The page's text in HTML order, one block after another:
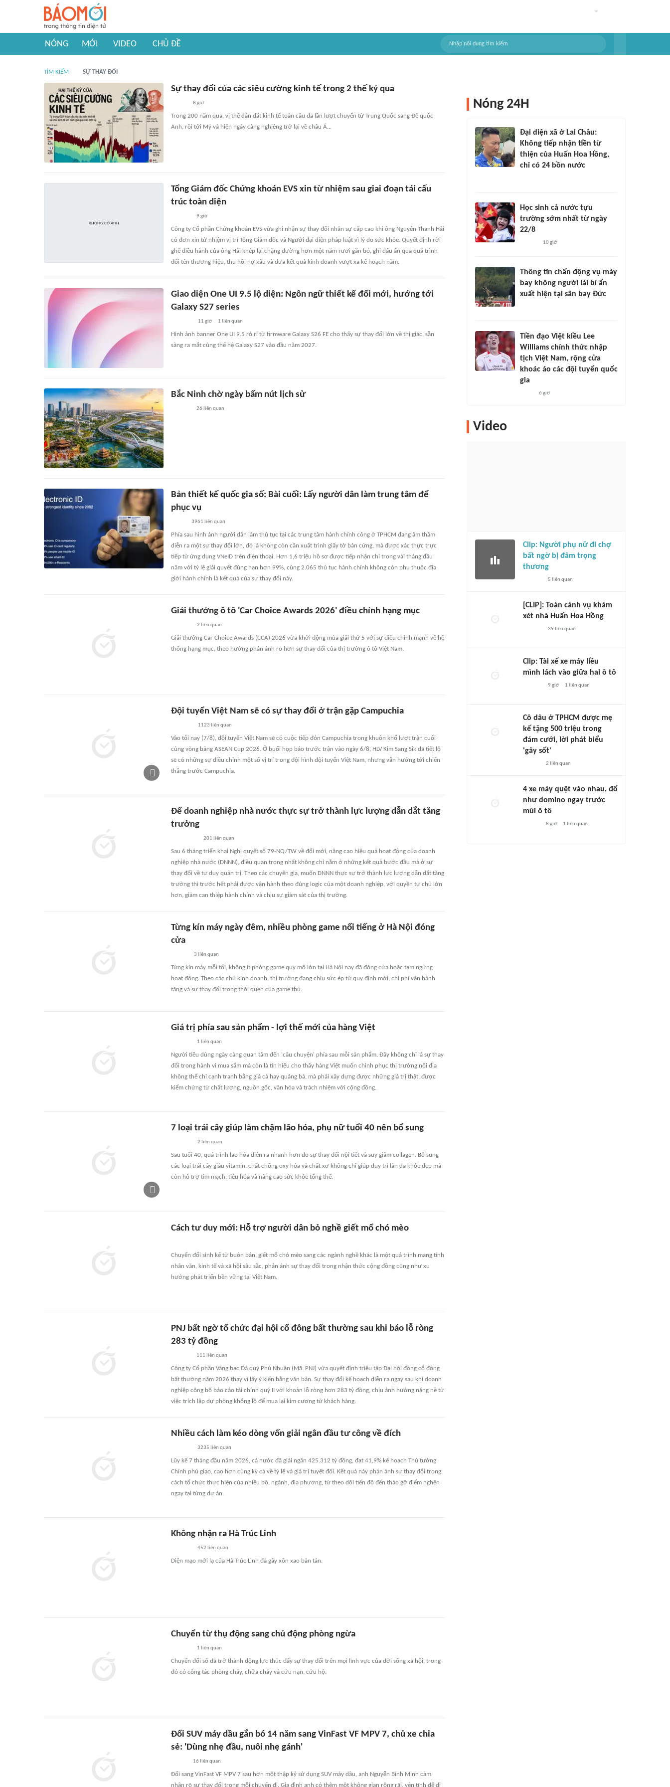
NÓNG MỚI VIDEO CHỦ ĐỀ
TÌM KIẾM SỰ THAY ĐỔI
Sự thay đổi của các siêu cường kinh tế trong 2 thế kỷ qua
8 giờ
Trong 200 năm qua, vị thế dẫn dắt kinh tế toàn cầu đã lần lượt chuyển từ Trung Quốc sang Đế quốc
Anh, rồi tới Mỹ và hiện ngày càng nghiêng trở lại về châu Á...
Tổng Giám đốc Chứng khoán EVS xin từ nhiệm sau giai đoạn tái cấu
trúc toàn diện
9 giờ
Công ty Cổ phần Chứng khoán EVS vừa ghi nhận sự thay đổi nhân sự cấp cao khi ông Nguyễn Thanh Hải
có đơn xin từ nhiệm vị trí Tổng Giám đốc và Người đại diện pháp luật vì lý do sức khỏe. Quyết định rời
ghế điều hành của ông Hải khép lại chặng đường hơn một năm rưỡi gắn bó, ghi dấu ấn qua quá trình
đổi tên thương hiệu, thu hồi nợ xấu và đưa kết quả kinh doanh vượt xa kế hoạch năm.
Giao diện One UI 9.5 lộ diện: Ngôn ngữ thiết kế đổi mới, hướng tới
Galaxy S27 series
11 giờ 1 liên quan
Hình ảnh banner One UI 9.5 rò rỉ từ firmware Galaxy S26 FE cho thấy sự thay đổi lớn về thị giác, sẵn
sàng ra mắt cùng thế hệ Galaxy S27 vào đầu năm 2027.
Bắc Ninh chờ ngày bấm nút lịch sử
26 liên quan
Bản thiết kế quốc gia số: Bài cuối: Lấy người dân làm trung tâm để
phục vụ
3961 liên quan
Phía sau hình ảnh người dân làm thủ tục tại các trung tâm hành chính công ở TPHCM đang âm thầm
diễn ra một sự thay đổi lớn, đó là không còn cần xuất trình giấy tờ bản cứng, mà được xác thực trực
tiếp từ ứng dụng VNeID trên điện thoại. Hơn 1,6 triệu hồ sơ được tiếp nhận chỉ trong vài tháng đầu
năm với tỷ lệ giải quyết đúng hạn hơn 99%, cùng 2.065 thủ tục hành chính không còn phụ thuộc địa
giới hành chính là kết quả của sự thay đổi này.
Giải thưởng ô tô 'Car Choice Awards 2026' điều chỉnh hạng mục
2 liên quan
Giải thưởng Car Choice Awards (CCA) 2026 vừa khởi động mùa giải thứ 5 với sự điều chỉnh mạnh về hệ
thống hạng mục, theo hướng phản ánh rõ hơn sự thay đổi của thị trường ô tô Việt Nam.
Đội tuyển Việt Nam sẽ có sự thay đổi ở trận gặp Campuchia
1123 liên quan
Vào tối nay (7/8), đội tuyển Việt Nam sẽ có cuộc tiếp đón Campuchia trong khuôn khổ lượt trận cuối
cùng vòng bảng ASEAN Cup 2026. Ở buổi họp báo trước trận vào ngày 6/8, HLV Kim Sang Sik đã tiết lộ
sẽ có những sự điều chỉnh một số vị trí trong đội hình đội tuyển Việt Nam, nhưng vẫn hướng tới chiến
thắng trước Campuchia.
Để doanh nghiệp nhà nước thực sự trở thành lực lượng dẫn dắt tăng
trưởng
201 liên quan
Sau 6 tháng triển khai Nghị quyết số 79-NQ/TW về đổi mới, nâng cao hiệu quả hoạt động của doanh
nghiệp nhà nước (DNNN), điều quan trọng nhất không chỉ nằm ở những kết quả bước đầu mà ở sự
thay đổi về tư duy quản trị. Theo các chuyên gia, muốn DNNN thực sự trở thành lực lượng dẫn dắt tăng
trưởng thì trước hết phải được vận hành theo đúng logic của một doanh nghiệp, với quyền tự chủ lớn
hơn, giảm can thiệp hành chính và chịu sự giám sát của thị trường.
Từng kín máy ngày đêm, nhiều phòng game nổi tiếng ở Hà Nội đóng
cửa
3 liên quan
Từng kín máy mỗi tối, không ít phòng game quy mô lớn tại Hà Nội nay đã đóng cửa hoặc tạm ngừng
hoạt động. Theo các chủ kinh doanh, thị trường đang chịu sức ép từ quy định mới, chi phí vận hành
tăng và sự thay đổi trong thói quen của game thủ.
Giá trị phía sau sản phẩm - lợi thế mới của hàng Việt
1 liên quan
Người tiêu dùng ngày càng quan tâm đến 'câu chuyện' phía sau mỗi sản phẩm. Đây không chỉ là sự thay
đổi trong hành vi mua sắm mà còn là tín hiệu cho thấy hàng Việt muốn chinh phục thị trường nội địa
không thể chỉ cạnh tranh bằng giá cả hay quảng bá, mà phải xây dựng được những giá trị thật, được
kiểm chứng từ chất lượng, nguồn gốc, văn hóa và trách nhiệm với cộng đồng.
7 loại trái cây giúp làm chậm lão hóa, phụ nữ tuổi 40 nên bổ sung
2 liên quan
Sau tuổi 40, quá trình lão hóa diễn ra nhanh hơn do sự thay đổi nội tiết và suy giảm collagen. Bổ sung
các loại trái cây giàu vitamin, chất chống oxy hóa và chất xơ không chỉ giúp duy trì làn da khỏe đẹp mà
còn hỗ trợ tim mạch, tiêu hóa và nâng cao sức khỏe tổng thể.
Cách tư duy mới: Hỗ trợ người dân bỏ nghề giết mổ chó mèo
Chuyển đổi sinh kế từ buôn bán, giết mổ chó mèo sang các ngành nghề khác là một quá trình mang tính
nhân văn, kinh tế và xã hội sâu sắc, phản ánh sự thay đổi trong nhận thức cộng đồng cũng như xu
hướng phát triển bền vững tại Việt Nam.
PNJ bất ngờ tổ chức đại hội cổ đông bất thường sau khi báo lỗ ròng
283 tỷ đồng
111 liên quan
Công ty Cổ phần Vàng bạc Đá quý Phú Nhuận (Mã: PNJ) vừa quyết định triệu tập Đại hội đồng cổ đông
bất thường năm 2026 thay vì lấy ý kiến bằng văn bản. Sự thay đổi kế hoạch diễn ra ngay sau khi doanh
nghiệp công bố báo cáo tài chính quý II với khoản lỗ ròng hơn 283 tỷ đồng, chịu ảnh hưởng nặng nề từ
việc trích lập dự phòng khổng lồ để mua lại kim cương từ khách hàng.
Nhiều cách làm kéo dòng vốn giải ngân đầu tư công về đích
3235 liên quan
Lũy kế 7 tháng đầu năm 2026, cả nước đã giải ngân 425.312 tỷ đồng, đạt 41,9% kế hoạch Thủ tướng
Chính phủ giao, cao hơn cùng kỳ cả về tỷ lệ và giá trị tuyệt đối. Kết quả này phản ánh sự thay đổi trong
cách tổ chức thực hiện của nhiều bộ, ngành, địa phương, từ theo dõi tiến độ đến tháo gỡ điểm nghẽn
ngay tại từng dự án.
Không nhận ra Hà Trúc Linh
452 liên quan
Diện mạo mới lạ của Hà Trúc Linh đã gây xôn xao bàn tán.
Chuyển từ thụ động sang chủ động phòng ngừa
1 liên quan
Chuyển đổi số đã trở thành động lực thúc đẩy sự thay đổi trên mọi lĩnh vực của đời sống xã hội, trong
đó có công tác phòng cháy, chữa cháy và cứu nạn, cứu hộ.
Đổi SUV máy dầu gắn bó 14 năm sang VinFast VF MPV 7, chủ xe chia
sẻ: 'Dùng nhẹ đầu, nuôi nhẹ gánh'
16 liên quan
Đổi sang VinFast VF MPV 7 sau hơn một thập kỷ sử dụng SUV máy dầu, anh Nguyễn Bình Minh cảm
nhận rõ sự thay đổi trong mỗi chuyến đi. Gia đình anh có thêm một không gian rộng rãi, yên tĩnh để di
Nóng 24H
Đại diện xã ở Lai Châu:
Không tiếp nhận tiền từ
thiện của Huấn Hoa Hồng,
chỉ có 24 bồn nước
Học sinh cả nước tựu
trường sớm nhất từ ngày
22/8
10 giờ
Thông tin chấn động vụ máy
bay không người lái bí ẩn
xuất hiện tại sân bay Đức
Tiền đạo Việt kiều Lee
Williams chính thức nhập
tịch Việt Nam, rộng cửa
khoác áo các đội tuyển quốc
gia
6 giờ
Video
Clip: Người phụ nữ đi chợ
bất ngờ bị đâm trọng
thương
5 liên quan
[CLIP]: Toàn cảnh vụ khám
xét nhà Huấn Hoa Hồng
39 liên quan
Clip: Tài xế xe máy liều
mình lách vào giữa hai ô tô
9 giờ 1 liên quan
Cô dâu ở TPHCM được mẹ
kế tặng 500 triệu trong
đám cưới, lời phát biểu
'gây sốt'
2 liên quan
4 xe máy quệt vào nhau, đổ
như domino ngay trước
mũi ô tô
8 giờ 1 liên quan